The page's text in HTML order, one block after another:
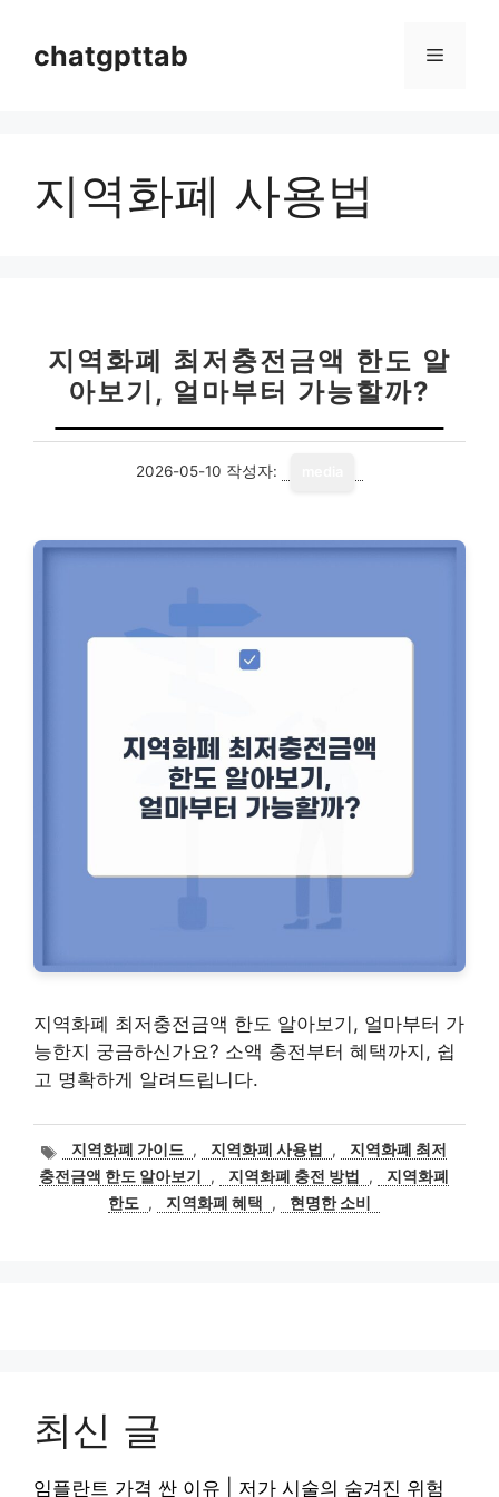
chatgpttab 메
지역화폐 사용법
지역화폐 최저충전금액 한도 알
아보기, 얼마부터 가능할까?
2026-05-10 작성자:
지역화폐 최저충전금액 한도 알아보기, 얼마부터 가
능한지 궁금하신가요? 소액 충전부터 혜택까지, 쉽
고 명확하게 알려드립니다.
태
그
지역화폐 가이드 , 지역화폐 사용법 ,
지역화폐 최저
충전금액 한도 알아보기
, 지역화폐 충전 방법 ,
지역화폐
한도
, 지역화폐 혜택 , 현명한 소비
최신 글
임플란트 가격 싼 이유 | 저가 시술의 숨겨진 위험